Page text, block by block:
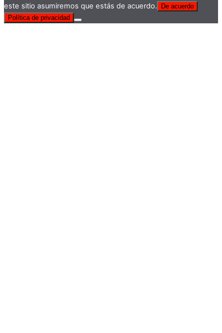
este sitio asumiremos que estás de acuerdo.
De acuerdo
Política de privacidad